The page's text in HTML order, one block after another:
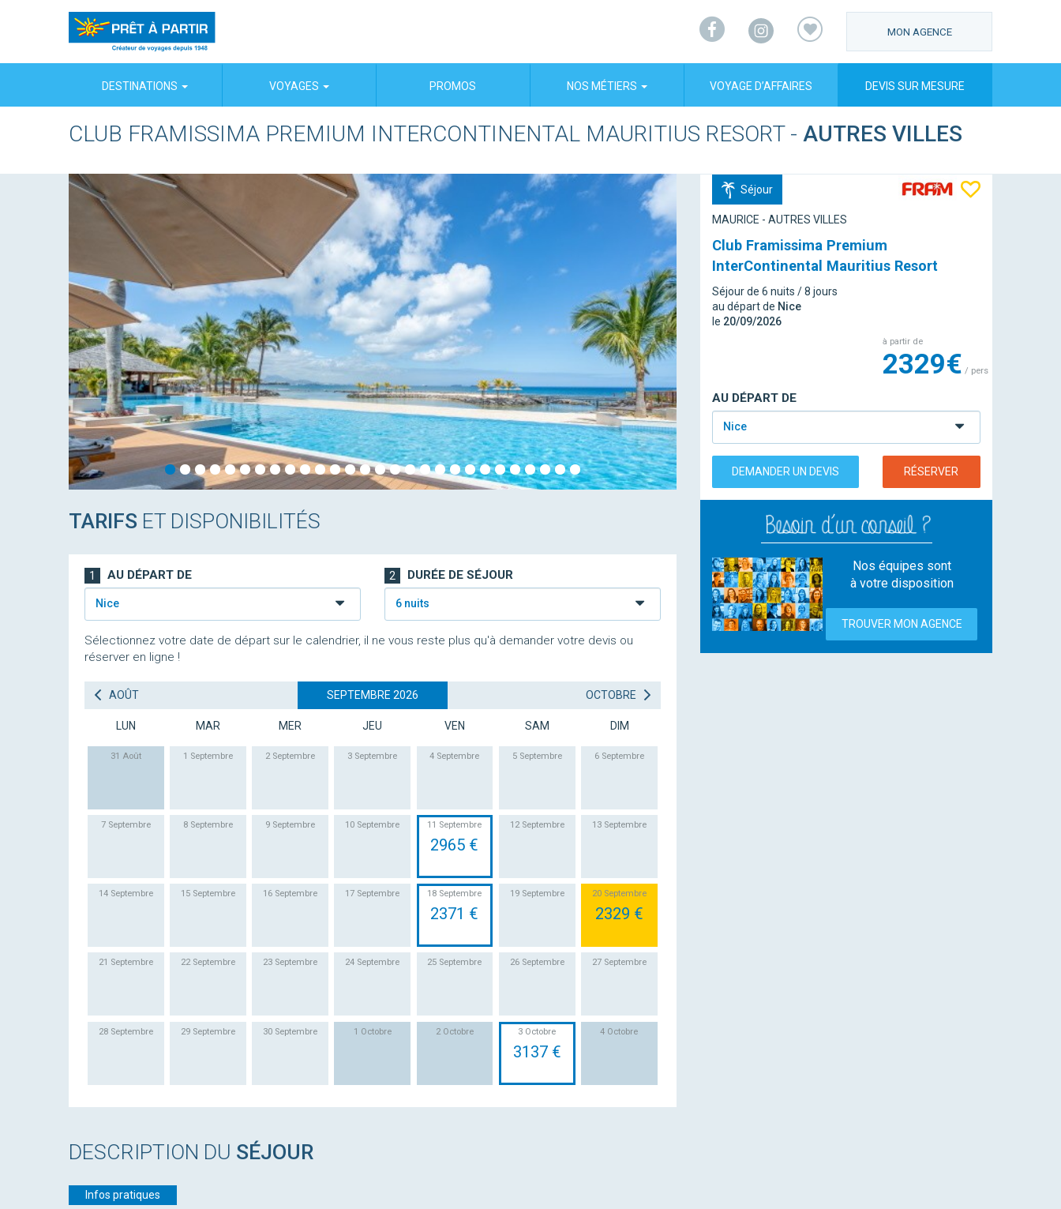
Facebook
Instagram
MON AGENCE
DESTINATIONS VOYAGES PROMOS NOS MÉTIERS VOYAGE D’AFFAIRES DEVIS SUR MESURE
CLUB FRAMISSIMA PREMIUM INTERCONTINENTAL MAURITIUS RESORT- AUTRES VILLES
Séjour
MAURICE - AUTRES VILLES
Club Framissima Premium
InterContinental Mauritius Resort
Séjour de 6 nuits / 8 jours
au départ de Nice
le 20/09/2026
à partir de
2329€ / pers
AU DÉPART DE
Nice
DEMANDER UN DEVIS RÉSERVER
Nos équipes sont
à votre disposition
TROUVER MON AGENCE
TARIFS ET DISPONIBILITÉS
1 AU DÉPART DE
Nice
2 DURÉE DE SÉJOUR
6 nuits
Sélectionnez votre date de départ sur le calendrier, il ne vous reste plus qu'à demander votre devis ou
réserver en ligne !
AOÛT SEPTEMBRE 2026 OCTOBRE
LUN MAR MER JEU VEN SAM DIM
31 Août 1 Septembre 2 Septembre 3 Septembre 4 Septembre 5 Septembre 6 Septembre
7 Septembre 8 Septembre 9 Septembre 10 Septembre 11 Septembre
2965 €
12 Septembre 13 Septembre
14 Septembre 15 Septembre 16 Septembre 17 Septembre 18 Septembre
2371 €
19 Septembre 20 Septembre
2329 €
21 Septembre 22 Septembre 23 Septembre 24 Septembre 25 Septembre 26 Septembre 27 Septembre
28 Septembre 29 Septembre 30 Septembre 1 Octobre 2 Octobre 3 Octobre
3137 €
4 Octobre
DESCRIPTION DU SÉJOUR
Infos pratiques